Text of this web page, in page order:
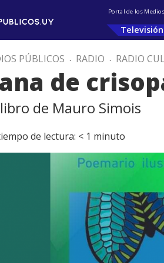
Portal de los
Televisión
PÚBLICOS . RADIO . RADIO
de
de Mauro Simois
de lectura: < 1 minuto